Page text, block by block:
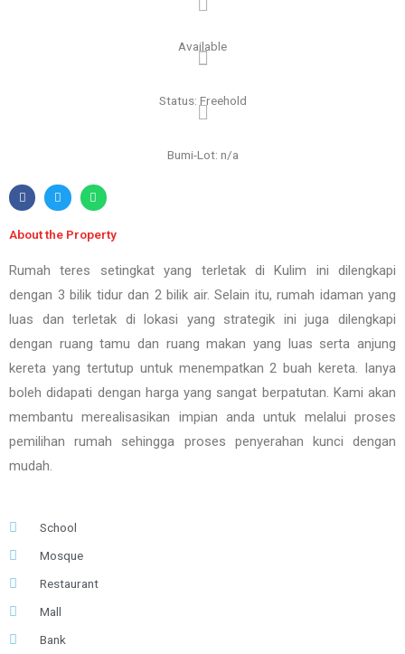
Available
Status: Freehold
Bumi-Lot: n/a
About the Property
Rumah teres setingkat yang terletak di Kulim ini dilengkapi
dengan 3 bilik tidur dan 2 bilik air. Selain itu, rumah idaman yang
luas dan terletak di lokasi yang strategik ini juga dilengkapi
dengan ruang tamu dan ruang makan yang luas serta anjung
kereta yang tertutup untuk menempatkan 2 buah kereta. Ianya
boleh didapati dengan harga yang sangat berpatutan. Kami akan
membantu merealisasikan impian anda untuk melalui proses
pemilihan rumah sehingga proses penyerahan kunci dengan
mudah.
School
Mosque
Restaurant
Mall
Bank